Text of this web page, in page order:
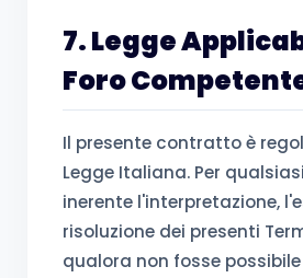
7. Legge
Foro
Il presente contratto è
Legge Italiana. Per
inerente l'interpretazione,
risoluzione dei presenti
qualora non fosse